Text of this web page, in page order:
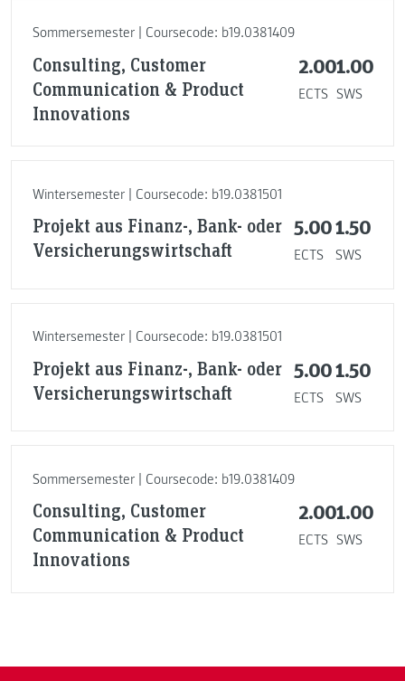
Sommersemester | Coursecode: b19.0381409
Consulting, Customer
Communication & Product
Innovations
2.00
ECTS
1.00
SWS
Wintersemester | Coursecode: b19.0381501
Projekt aus Finanz-, Bank- oder
Versicherungswirtschaft
5.00
ECTS
1.50
SWS
Wintersemester | Coursecode: b19.0381501
Projekt aus Finanz-, Bank- oder
Versicherungswirtschaft
5.00
ECTS
1.50
SWS
Sommersemester | Coursecode: b19.0381409
Consulting, Customer
Communication & Product
Innovations
2.00
ECTS
1.00
SWS